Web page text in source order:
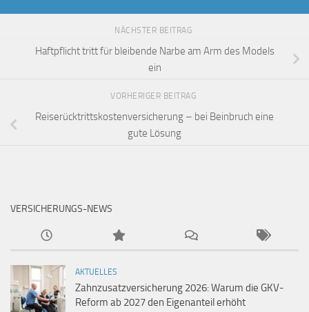
NÄCHSTER BEITRAG
Haftpflicht tritt für bleibende Narbe am Arm des Models
ein
VORHERIGER BEITRAG
Reiserücktrittskostenversicherung – bei Beinbruch eine
gute Lösung
VERSICHERUNGS-NEWS
AKTUELLES
Zahnzusatzversicherung 2026: Warum die GKV-
Reform ab 2027 den Eigenanteil erhöht